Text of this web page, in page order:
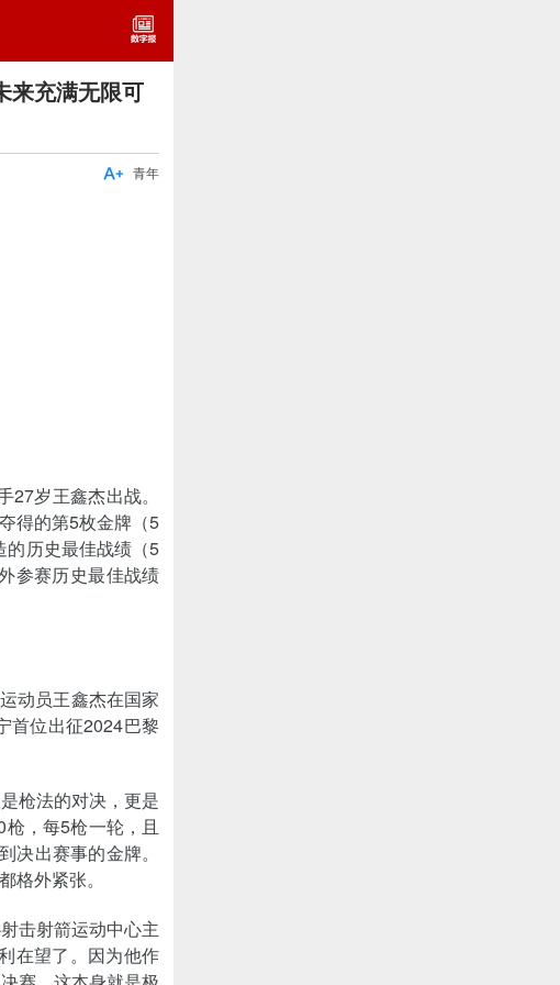
来充满无限可
青年

岁王鑫杰出战。
得的第5枚金牌（5
的历史最佳战绩（5
参赛历史最佳战绩
动员王鑫杰在国家
首位出征2024巴黎
枪法的对决，更是
，每5枪一轮，且
出赛事的金牌。
格外紧张。
击射箭运动中心主
在望了。因为他作